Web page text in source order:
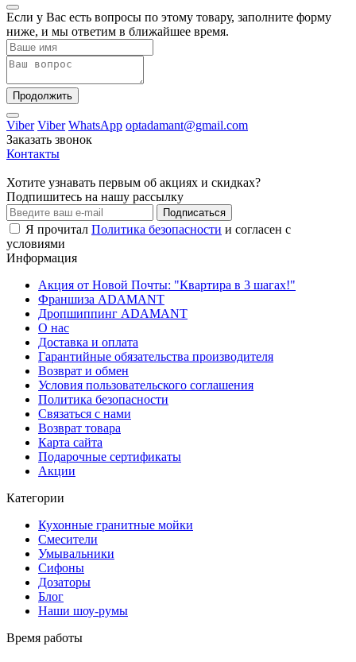
Если у Вас есть вопросы по этому товару, заполните форму
ниже, и мы ответим в ближайшее время.
Продолжить
Viber Viber WhatsApp optadamant@gmail.com
Заказать звонок
Контакты
Хотите узнавать первым об акциях и скидках?
Подпишитесь на нашу рассылку
Подписаться
Я прочитал Политика безопасности и согласен с
условиями
Информация
Акция от Новой Почты: "Квартира в 3 шагах!"
Франшиза ADAMANT
Дропшиппинг ADAMANT
О нас
Доставка и оплата
Гарантийные обязательства производителя
Возврат и обмен
Условия пользовательского соглашения
Политика безопасности
Связаться с нами
Возврат товара
Карта сайта
Подарочные сертификаты
Акции
Категории
Кухонные гранитные мойки
Смесители
Умывальники
Сифоны
Дозаторы
Блог
Наши шоу-румы
Время работы